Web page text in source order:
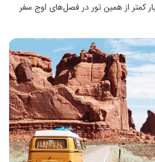
کمتر از همین تور در فصل‌های اوج سفر